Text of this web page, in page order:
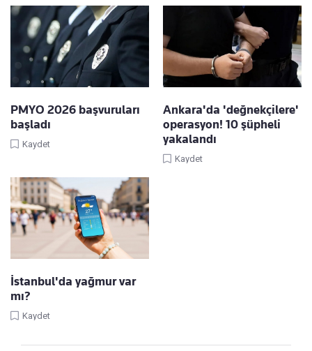
PMYO 2026 başvuruları
başladı
Kaydet
Ankara'da 'değnekçilere'
operasyon! 10 şüpheli
yakalandı
Kaydet
İstanbul'da yağmur var
mı?
Kaydet